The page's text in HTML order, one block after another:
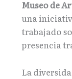
Museo de
una
trabajado
presencia
La